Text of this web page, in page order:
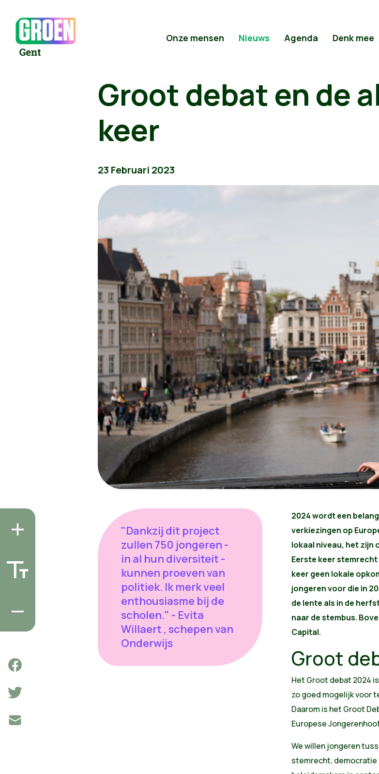
Onze mensen Nieuws Agenda Denk mee
Groot debat en de
keer
23 Februari 2023
"Dankzij dit project
zullen 750 jongeren -
in al hun diversiteit -
kunnen proeven van
politiek. Ik merk veel
enthousiasme bij de
scholen." - Evita
Willaert , schepen van
Onderwijs
2024 wordt een
verkiezingen op
lokaal niveau, het zijn
Eerste keer stemrecht
keer geen lokale
jongeren voor die in
de lente als in de
naar de stembus.
Capital.
Groot
Het Groot debat 2024
zo goed mogelijk voor
Daarom is het Groot
Europese
We willen jongeren
stemrecht, democratie